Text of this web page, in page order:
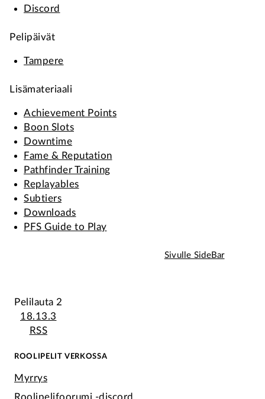
Discord
Pelipäivät
Tampere
Lisämateriaali
Achievement Points
Boon Slots
Downtime
Fame & Reputation
Pathfinder Training
Replayables
Subtiers
Downloads
PFS Guide to Play
Sivulle SideBar
Pelilauta 2
18.13.3
RSS
ROOLIPELIT VERKOSSA
Myrrys
Roolipelifoorumi -discord